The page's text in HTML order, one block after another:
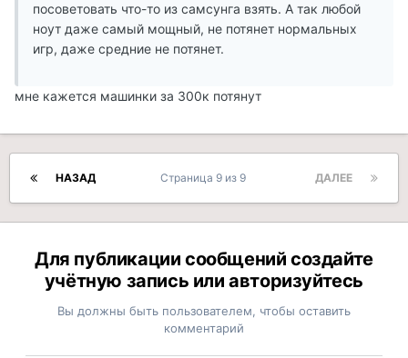
посоветовать что-то из самсунга взять. А так любой
ноут даже самый мощный, не потянет нормальных
игр, даже средние не потянет.
мне кажется машинки за 300к потянут
НАЗАД ДАЛЕЕ
Страница 9 из 9
Для публикации сообщений создайте
учётную запись или авторизуйтесь
Вы должны быть пользователем, чтобы оставить
комментарий